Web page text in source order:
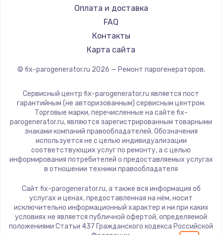
RED solution
Оплата и доставка
FAQ
Контакты
Карта сайта
© fix-parogenerator.ru 2026 — Ремонт парогенераторов.
Сервисный центр fix-parogenerator.ru является пост
гарантийным (не авторизованным) сервисным центром.
Торговые марки, перечисленные на сайте fix-
parogenerator.ru, являются зарегистрированным товарными
знаками компаний правообладателей. Обозначения
используется не с целью индивидуализации
соответствующих услуг по ремонту, а с целью
информирования потребителей о предоставляемых услугах
в отношении техники правообладателя
Сайт fix-parogenerator.ru, а также вся информация об
услугах и ценах, предоставленная на нём, носит
исключительно информационный характер и ни при каких
условиях не является публичной офертой, определяемой
положениями Статьи 437 Гражданского кодекса Российской